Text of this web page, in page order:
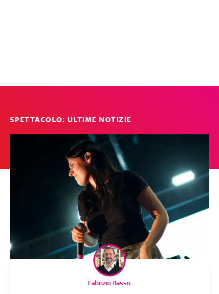
SPETTACOLO: ULTIME NOTIZIE
Fabrizio Basso